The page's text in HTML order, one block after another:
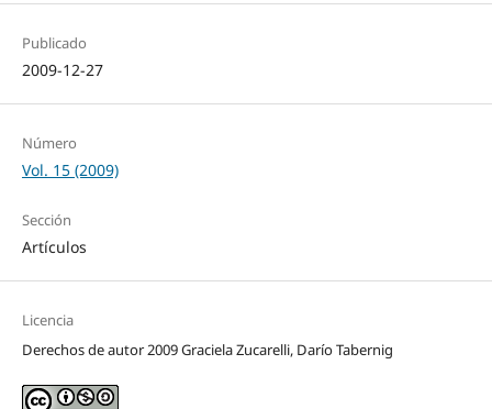
Publicado
2009-12-27
Número
Vol. 15 (2009)
Sección
Artículos
Licencia
Derechos de autor 2009 Graciela Zucarelli, Darío Tabernig